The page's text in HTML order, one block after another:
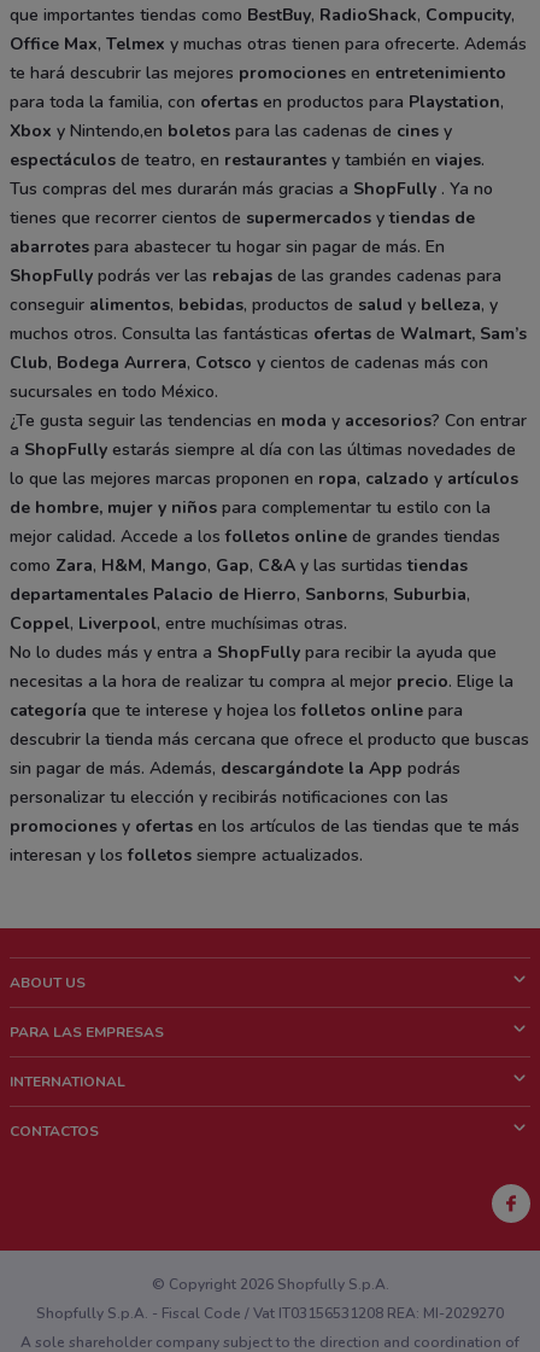
que importantes tiendas como BestBuy, RadioShack, Compucity,
Office Max, Telmex y muchas otras tienen para ofrecerte. Además
te hará descubrir las mejores promociones en entretenimiento
para toda la familia, con ofertas en productos para Playstation,
Xbox y Nintendo,en boletos para las cadenas de cines y
espectáculos de teatro, en restaurantes y también en viajes.
Tus compras del mes durarán más gracias a ShopFully . Ya no
tienes que recorrer cientos de supermercados ytiendas de
abarrotes para abastecer tu hogar sin pagar de más. En
ShopFully podrás ver las rebajas de las grandes cadenas para
conseguir alimentos, bebidas, productos de salud y belleza, y
muchos otros. Consulta las fantásticas ofertas de Walmart, Sam’s
Club, Bodega Aurrera, Cotsco y cientos de cadenas más con
sucursales en todo México.
¿Te gusta seguir las tendencias en moda y accesorios? Con entrar
a ShopFully estarás siempre al día con las últimas novedades de
lo que las mejores marcas proponen en ropa, calzado y artículos
de hombre, mujer y niños para complementar tu estilo con la
mejor calidad. Accede a losfolletos online de grandes tiendas
como Zara, H&M, Mango, Gap, C&A y las surtidastiendas
departamentales Palacio de Hierro, Sanborns, Suburbia,
Coppel, Liverpool, entre muchísimas otras.
No lo dudes más y entra a ShopFully para recibir la ayuda que
necesitas a la hora de realizar tu compra al mejor precio. Elige la
categoría que te interese y hojea losfolletos online para
descubrir la tienda más cercana que ofrece el producto que buscas
sin pagar de más. Además, descargándote la App podrás
personalizar tu elección y recibirás notificaciones con las
promociones y ofertas en los artículos de las tiendas que te más
interesan y losfolletos siempre actualizados.
ABOUT US
¿Quiénes Somos?
Trabaja con nosotros
PARA LAS EMPRESAS
Contacto comercial
INTERNATIONAL
CONTACTOS
¿Encontraste un problema en la web o en la aplicación?
© Copyright 2026 Shopfully S.p.A.
Shopfully S.p.A. - Fiscal Code / Vat IT03156531208 REA: MI-2029270
A sole shareholder company subject to the direction and coordination of